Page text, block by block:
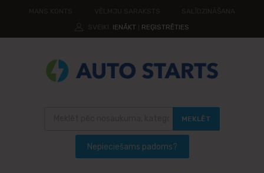
IENĀKT REĢISTRĒTIES
MEKLĒT